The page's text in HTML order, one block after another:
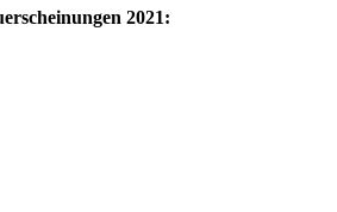
2021: